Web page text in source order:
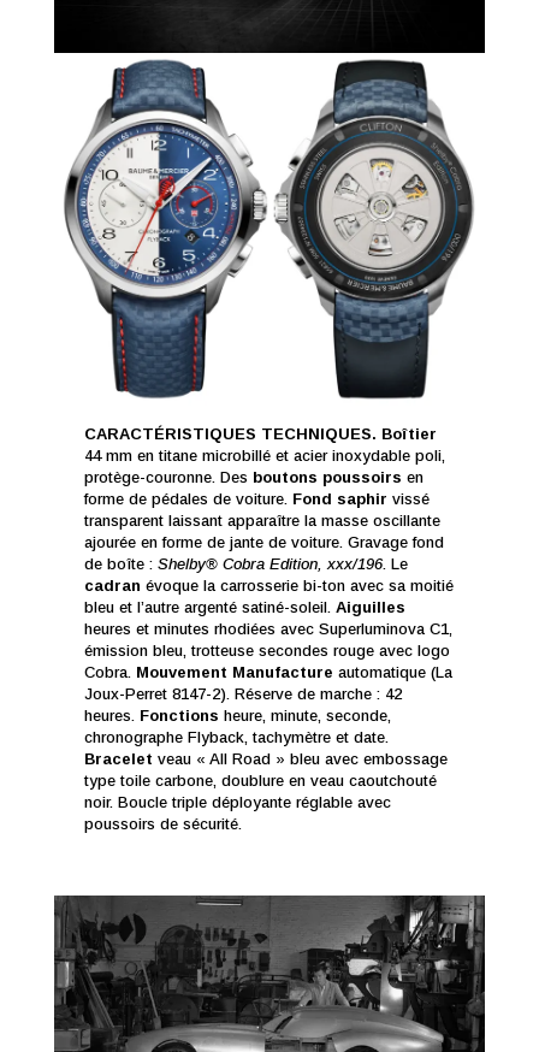
CARACTÉRISTIQUES TECHNIQUES. Boîtier
44 mm en titane microbillé et acier inoxydable poli,
protège-couronne. Des boutons poussoirs en
forme de pédales de voiture. Fond saphir vissé
transparent laissant apparaître la masse oscillante
ajourée en forme de jante de voiture. Gravage fond
de boîte : Shelby® Cobra Edition, xxx/196. Le
cadran évoque la carrosserie bi-ton avec sa moitié
bleu et l’autre argenté satiné-soleil. Aiguilles
heures et minutes rhodiées avec Superluminova C1,
émission bleu, trotteuse secondes rouge avec logo
Cobra. Mouvement Manufacture automatique (La
Joux-Perret 8147-2). Réserve de marche : 42
heures. Fonctions heure, minute, seconde,
chronographe Flyback, tachymètre et date.
Bracelet veau « All Road » bleu avec embossage
type toile carbone, doublure en veau caoutchouté
noir. Boucle triple déployante réglable avec
poussoirs de sécurité.